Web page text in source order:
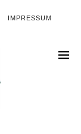
IMPRESSUM